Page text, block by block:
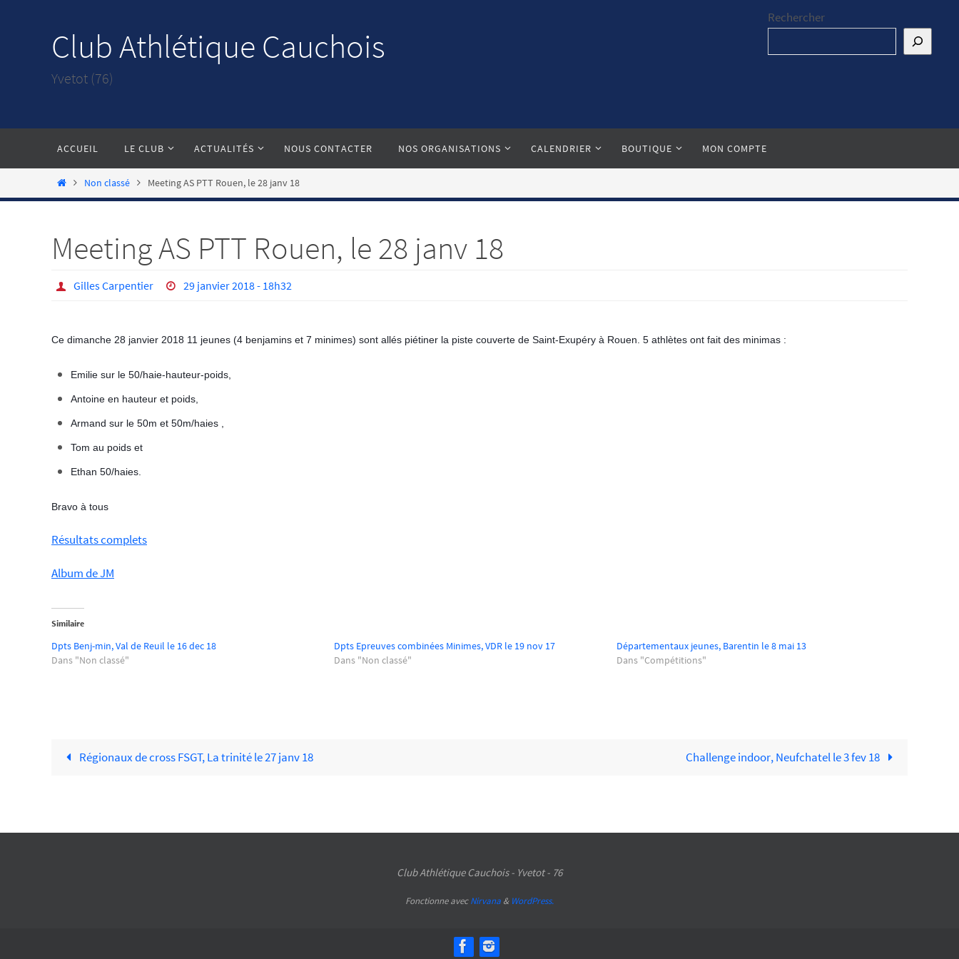
Club Athlétique Cauchois
Yvetot (76)
Rechercher
le
ACCUEIL LE CLUB ACTUALITÉS NOUS CONTACTER NOS ORGANISATIONS CALENDRIER BOUTIQUE MON COMPTE
HomeNon classé Meeting AS PTT Rouen, le 28 janv 18
Meeting AS PTT Rouen, le 28 janv 18
Gilles Carpentier 29 janvier 2018 - 18h32
Ce dimanche 28 janvier 2018 11 jeunes (4 benjamins et 7 minimes) sont allés piétiner la piste couverte de Saint-Exupéry à Rouen. 5 athlètes ont fait des minimas :
Emilie sur le 50/haie-hauteur-poids,
Antoine en hauteur et poids,
Armand sur le 50m et 50m/haies ,
Tom au poids et
Ethan 50/haies.
Bravo à tous
Résultats complets
Album de JM
Similaire
Dpts Benj-min, Val de Reuil le 16 dec 18
Dans "Non classé"
Dpts Epreuves combinées Minimes, VDR le 19 nov 17
Dans "Non classé"
Départementaux jeunes, Barentin le 8 mai 13
Dans "Compétitions"
Régionaux de cross FSGT, La trinité le 27 janv 18 Challenge indoor, Neufchatel le 3 fev 18
Club Athlétique Cauchois - Yvetot - 76
Fonctionne avecNirvana & WordPress.